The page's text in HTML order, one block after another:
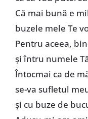
Că mai bună e
buzele mele Te
Pentru aceea,
și întru numele
Întocmai ca de
se-va sufletul
și cu buze de